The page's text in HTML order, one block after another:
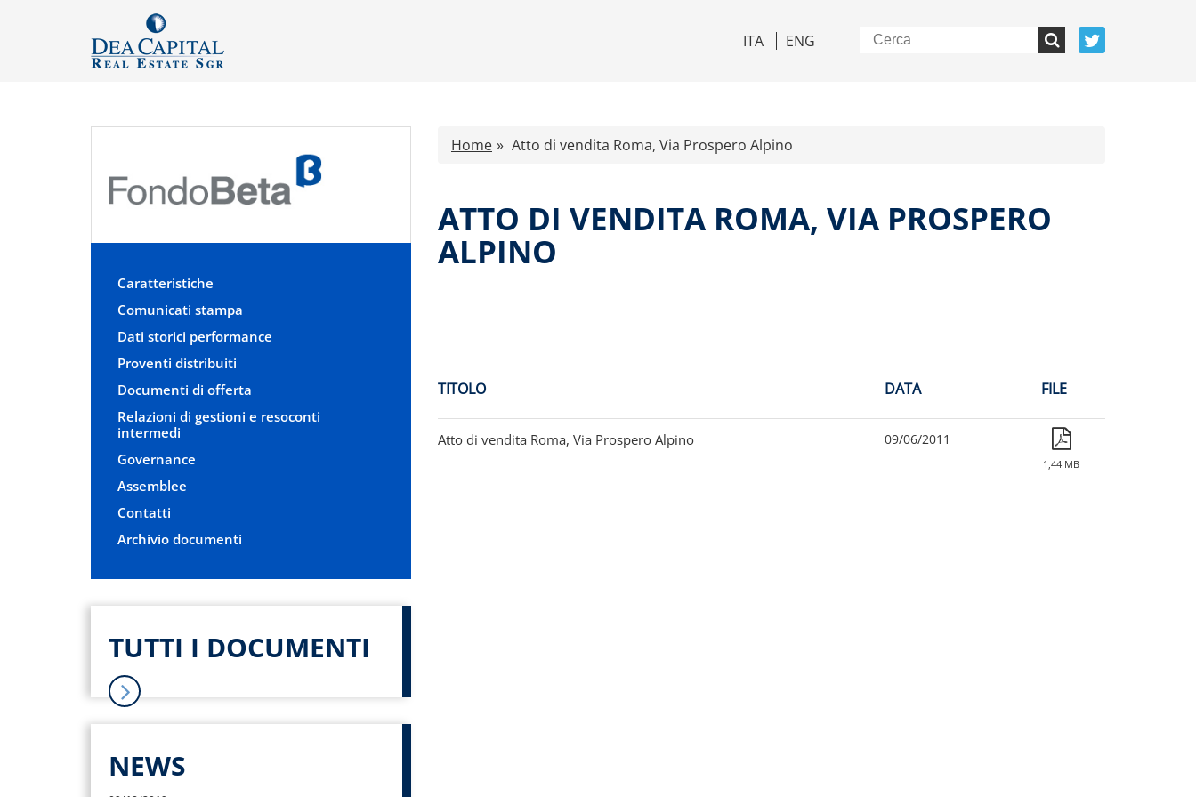
ITA ENG
Caratteristiche
Comunicati stampa
Dati storici performance
Proventi distribuiti
Documenti di offerta
Relazioni di gestioni e resoconti
intermedi
Governance
Assemblee
Contatti
Archivio documenti
TUTTI I DOCUMENTI
NEWS
Home Atto di vendita Roma, Via Prospero Alpino
ATTO DI VENDITA ROMA, VIA PROSPERO
ALPINO
TITOLO DATA FILE
Atto di vendita Roma, Via Prospero Alpino 09/06/2011
1,44 MB